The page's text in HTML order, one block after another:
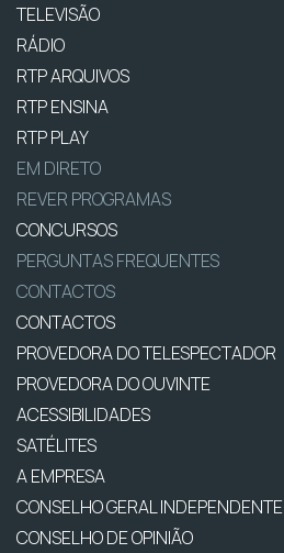
TELEVISÃO
RÁDIO
RTP ARQUIVOS
RTP ENSINA
RTP PLAY
EM DIRETO
REVER PROGRAMAS
CONCURSOS
PERGUNTAS FREQUENTES
CONTACTOS
CONTACTOS
PROVEDORA DO TELESPECTADOR
PROVEDORA DO OUVINTE
ACESSIBILIDADES
SATÉLITES
A EMPRESA
CONSELHO GERAL INDEPENDENTE
CONSELHO DE OPINIÃO